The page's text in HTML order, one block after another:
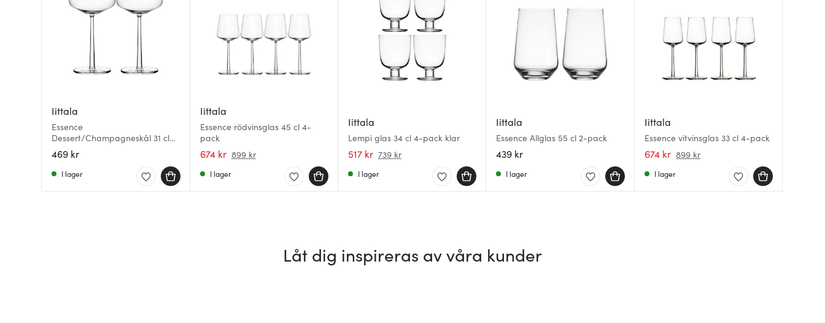
Iittala
Essence
Dessert/Champagneskål 31 cl
2-pack
469 kr
I lager
Iittala
Essence rödvinsglas 45 cl 4-
pack
674 kr 899 kr
I lager
Iittala
Lempi glas 34 cl 4-pack klar
517 kr 739 kr
I lager
Iittala
Essence Allglas 55 cl 2-pack
439 kr
I lager
Iittala
Essence vitvinsglas 33 cl 4-pack
674 kr 899 kr
I lager
Låt dig inspireras av våra kunder